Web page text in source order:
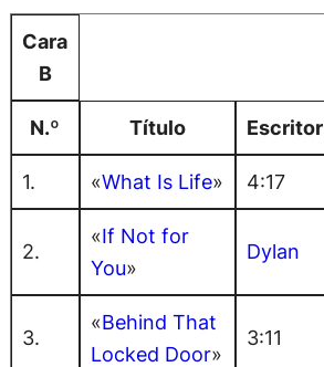
Cara
B
N.º Título
1. «What Is Life» 4:17
2.
«If Not for
You»
Dylan
3.
«Behind That
Locked Door»
3:11